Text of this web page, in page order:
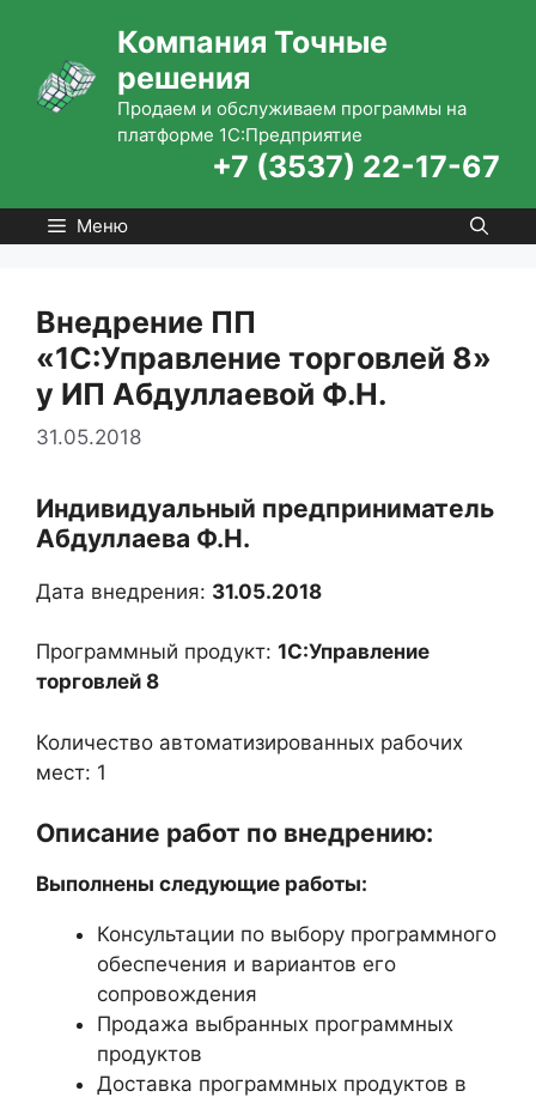
содержимому
Компания Точные
решения
Продаем и обслуживаем программы на
платформе 1С:Предприятие
+7 (3537) 22-17-67
Меню
Внедрение ПП
«1С:Управление торговлей 8»
у ИП Абдуллаевой Ф.Н.
31.05.2018
Индивидуальный предприниматель
Абдуллаева Ф.Н.
Дата внедрения: 31.05.2018
Программный продукт: 1С:Управление
торговлей 8
Количество автоматизированных рабочих
мест: 1
Описание работ по внедрению:
Выполнены следующие работы:
Консультации по выбору программного
обеспечения и вариантов его
сопровождения
Продажа выбранных программных
продуктов
Доставка программных продуктов в